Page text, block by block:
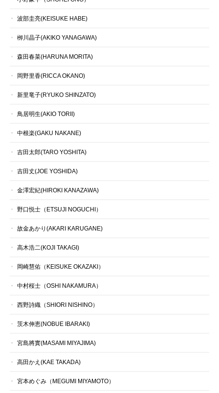
波部圭亮(KEISUKE HABE)
栁川晶子(AKIKO YANAGAWA)
森田春菜(HARUNA MORITA)
岡野里香(RICCA OKANO)
新里竜子(RYUKO SHINZATO)
鳥居明生(AKIO TORII)
中根楽(GAKU NAKANE)
吉田太郎(TARO YOSHITA)
吉田丈(JOE YOSHIDA)
金澤宏紀(HIROKI KANAZAWA)
野口悦士（ETSUJI NOGUCHI）
故金あかり(AKARI KARUGANE)
高木浩二(KOJI TAKAGI)
岡崎慧佑（KEISUKE OKAZAKI）
中村桜士（OSHI NAKAMURA）
西野詩織（SHIORI NISHINO）
茨木伸恵(NOBUE IBARAKI)
宮島將實(MASAMI MIYAJIMA)
高田かえ(KAE TAKADA)
宮本めぐみ（MEGUMI MIYAMOTO）